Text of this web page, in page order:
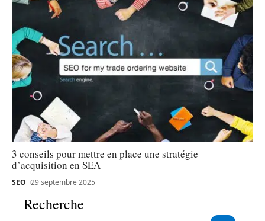
3 conseils pour mettre en place une stratégie
d’acquisition en SEA
SEO 29 septembre 2025
Recherche